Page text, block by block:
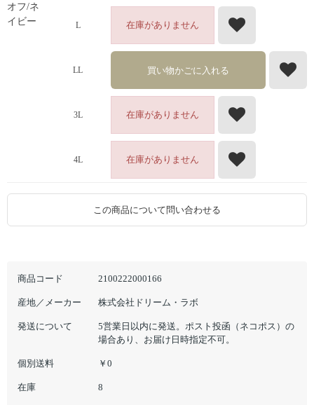
商品コード 2100222000166
産地／メーカー 株式会社ドリーム・ラボ
発送について
5営業日以内に発送。ポスト投函（ネコポス）の
場合あり、お届け日時指定不可。
個別送料 ￥0
在庫 8
オフ/ネ
イビー
L 在庫がありません
LL 買い物かごに入れる
3L 在庫がありません
4L 在庫がありません
この商品について問い合わせる